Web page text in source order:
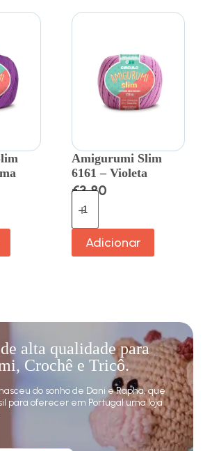
Amigurumi Slim
6161 – Violeta
€3.80
Adicionar
alta qualidade para
Crochê e Tricô.
do sonho de Dani e Rapha, que
para oferecer em Portugal uma loja